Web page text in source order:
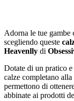
Adorna le tue gambe
scegliendo queste
Heavenlly di
Dotate di un pratico
calze completano
permettono di
abbinate ai prodotti